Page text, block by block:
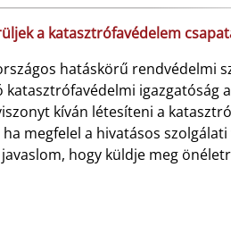
a katasztrófavédelem
hatáskörű rendvédelmi
igazgatóság
kíván létesíteni a
megfelel a hivatásos
hogy küldje meg